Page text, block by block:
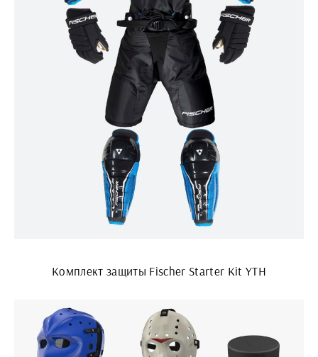
Комплект защиты Fischer Starter Kit YTH